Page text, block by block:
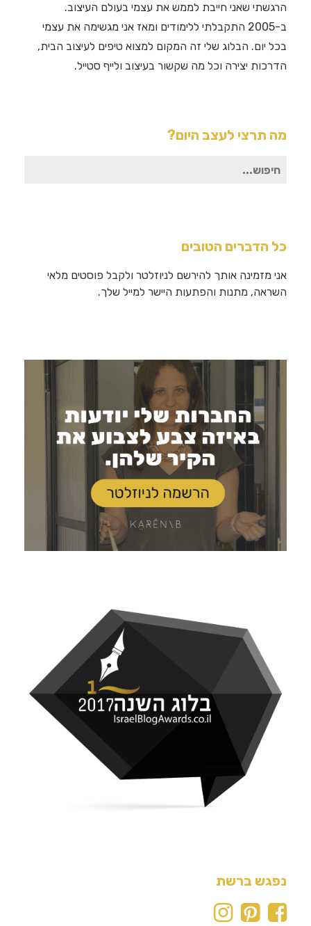
הרגשתי שאני חייבת לממש את עצמי בעולם העיצוב.
ב-2005 התקבלתי ללימודים ומאז אני מגשימה את עצמי
בכל יום. הבלוג שלי זה המקום למצוא טיפים לעיצוב הבית,
הדרכות יצירה וכל מה שקשור בעיצוב ולייף סטייל.
מה תרצי לעצב היום?
חיפוש
כל הדברים הטובים
אני מזמינה אותך להירשם לניוזלטר ולקבל פוסטים מלאי
השראה, מתנות והפתעות היישר למייל שלך.
נפגש ברשת